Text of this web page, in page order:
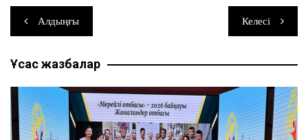
c
e
b
o
o
k
tt
er
ai
l
A
p
p
a
m
n
g
er
ра
ви
ть
Навигация
по
записям
Алдыңғы Келесі
Ұқсас жазбалар